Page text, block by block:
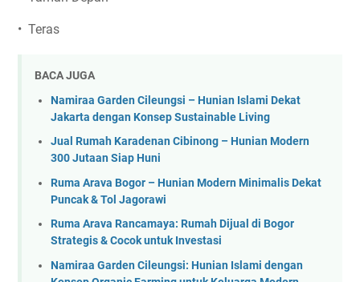
• Teras
BACA JUGA
Namiraa Garden Cileungsi – Hunian Islami Dekat
Jakarta dengan Konsep Sustainable Living
Jual Rumah Karadenan Cibinong – Hunian Modern
300 Jutaan Siap Huni
Ruma Arava Bogor – Hunian Modern Minimalis Dekat
Puncak & Tol Jagorawi
Ruma Arava Rancamaya: Rumah Dijual di Bogor
Strategis & Cocok untuk Investasi
Namiraa Garden Cileungsi: Hunian Islami dengan